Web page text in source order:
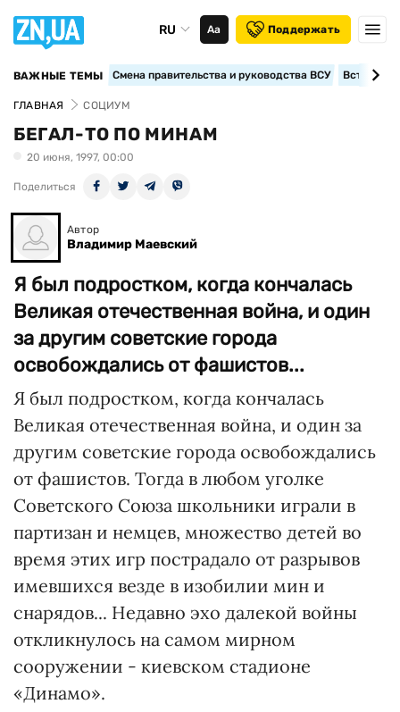
RU Аа Поддержать
ВАЖНЫЕ ТЕМЫ Смена правительства и руководства ВСУ
ГЛАВНАЯ СОЦИУМ
БЕГАЛ-ТО ПО МИНАМ
20 июня, 1997, 00:00
Поделиться
Автор
Владимир Маевский
Я был подростком, когда кончалась
Великая отечественная война, и один
за другим советские города
освобождались от фашистов...
Я был подростком, когда кончалась
Великая отечественная война, и один за
другим советские города освобождались
от фашистов. Тогда в любом уголке
Советского Союза школьники играли в
партизан и немцев, множество детей во
время этих игр пострадало от разрывов
имевшихся везде в изобилии мин и
снарядов... Недавно эхо далекой войны
откликнулось на самом мирном
сооружении - киевском стадионе
«Динамо».